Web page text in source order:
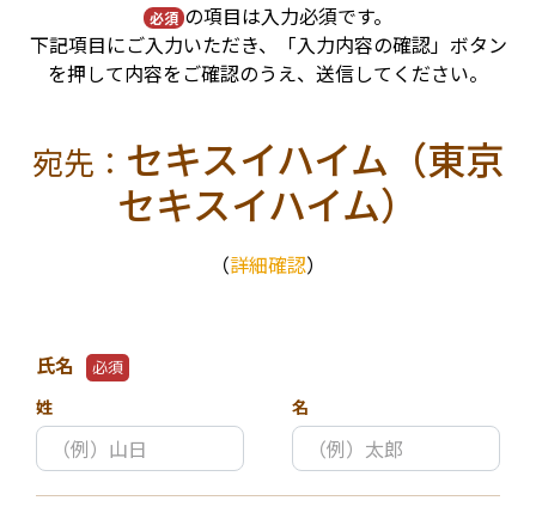
必須 の項目は入力必須です。
下記項目にご入力いただき、「入力内容の確認」ボタン
を押して内容をご確認のうえ、送信してください。
宛先： セキスイハイム（東京
セキスイハイム）
（詳細確認）
氏名 必須
姓 名